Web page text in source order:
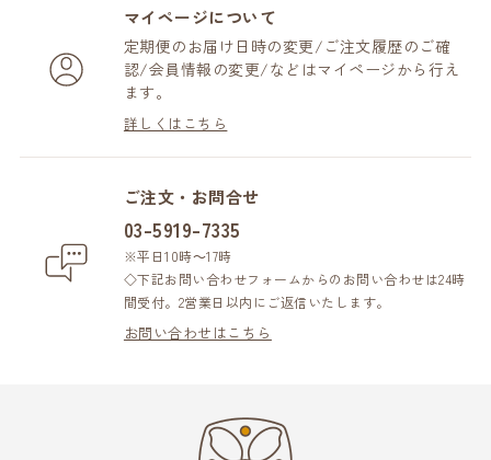
マイページについて
定期便のお届け日時の変更/ご注文履歴のご確
認/会員情報の変更/などはマイページから行え
ます。
詳しくはこちら
ご注文・お問合せ
03-5919-7335
※平日10時～17時
◇下記お問い合わせフォームからのお問い合わせは24時
間受付。2営業日以内にご返信いたします。
お問い合わせはこちら